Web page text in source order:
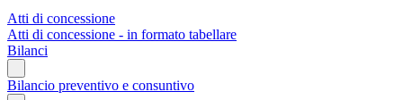
Atti di concessione
Atti di concessione - in formato tabellare
Bilanci
Bilancio preventivo e consuntivo